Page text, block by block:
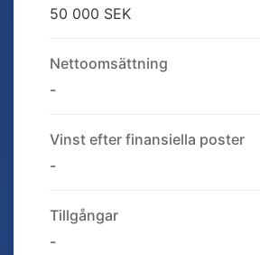
50 000 SEK
Nettoomsättning
-
Vinst efter finansiella poster
-
Tillgångar
-